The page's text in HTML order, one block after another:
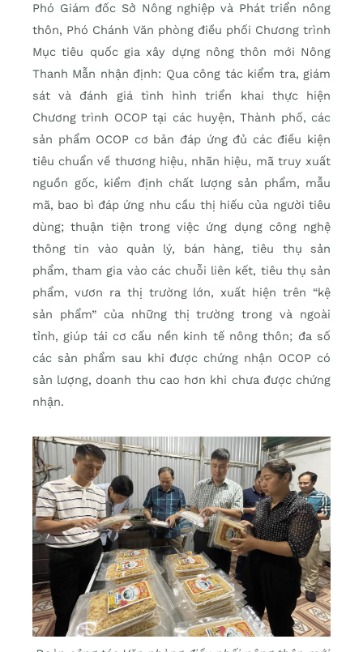
Phó Giám đốc Sở Nông nghiệp và Phát triển nông
thôn, Phó Chánh Văn phòng điều phối Chương trình
Mục tiêu quốc gia xây dựng nông thôn mới Nông
Thanh Mẫn nhận định: Qua công tác kiểm tra, giám
sát và đánh giá tình hình triển khai thực hiện
Chương trình OCOP tại các huyện, Thành phố, các
sản phẩm OCOP cơ bản đáp ứng đủ các điều kiện
tiêu chuẩn về thương hiệu, nhãn hiệu, mã truy xuất
nguồn gốc, kiểm định chất lượng sản phẩm, mẫu
mã, bao bì đáp ứng nhu cầu thị hiếu của người tiêu
dùng; thuận tiện trong việc ứng dụng công nghệ
thông tin vào quản lý, bán hàng, tiêu thụ sản
phẩm, tham gia vào các chuỗi liên kết, tiêu thụ sản
phẩm, vươn ra thị trường lớn, xuất hiện trên “kệ
sản phẩm” của những thị trường trong và ngoài
tỉnh, giúp tái cơ cấu nền kinh tế nông thôn; đa số
các sản phẩm sau khi được chứng nhận OCOP có
sản lượng, doanh thu cao hơn khi chưa được chứng
nhận.